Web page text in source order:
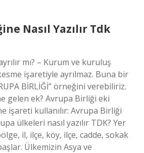
Nasıl Yazılır Tdk
mı? – Kurum ve kuruluş
işaretiyle ayrılmaz. Buna bir
BİRLİĞİ” örneğini verebiliriz.
gelen ek? Avrupa Birliği eki
işareti kullanılır: Avrupa Birliği
ülkeleri nasıl yazılır TDK? Yer
il, ilçe, köy, ilçe, cadde, sokak
Ülkemizin Asya ve